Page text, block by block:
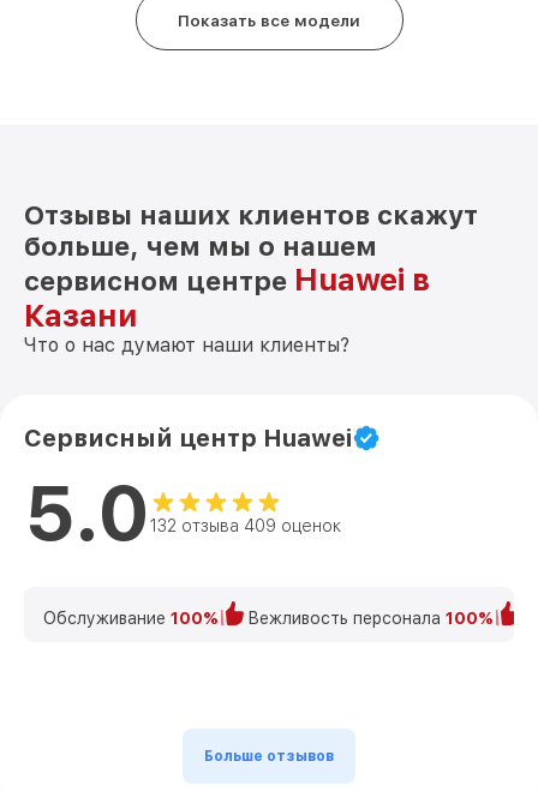
Показать все модели
Отзывы наших клиентов скажут
больше, чем мы о нашем
сервисном центре Huawei в
Казани
Что о нас думают наши клиенты?
Сервисный центр Huawei
5.0 132 отзыва 409 оценок
Обслуживание 100% Вежливость персонала 100%
Больше отзывов